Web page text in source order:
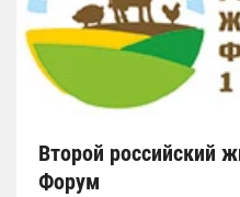
Второй российский
Форум